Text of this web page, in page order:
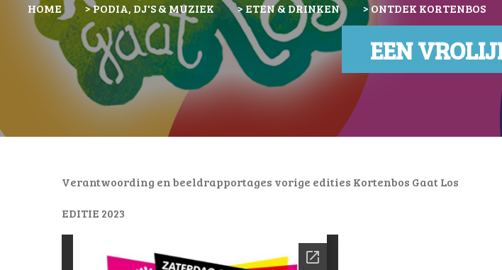
HOME > PODIA, DJ'S & MUZIEK > ETEN & DRINKEN > ONTDEK KORTENBOS
EEN
Verantwoording en beeldrapportages vorige edities Kortenbos Gaat Los
EDITIE 2023